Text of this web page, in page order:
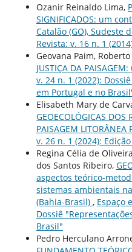
Ozanir Reinaldo Lima,
SIGNIFICADOS: um
Catalão (GO), Sudeste
Revista: v. 16 n. 1
Geovana Paim,
JUSTIÇA DA
v. 24 n. 1 (2022):
em Portugal e no
Elisabeth Mary de
GEOECOLÓGICAS DOS
PAISAGEM LITORÂNEA
v. 26 n. 1 (2024):
Regina Célia de
dos Santos Ribeiro,
aspectos teórico-
sistemas ambientais
(Bahia-Brasil) , Espaço
Dossiê
Brasil"
Pedro Herculano